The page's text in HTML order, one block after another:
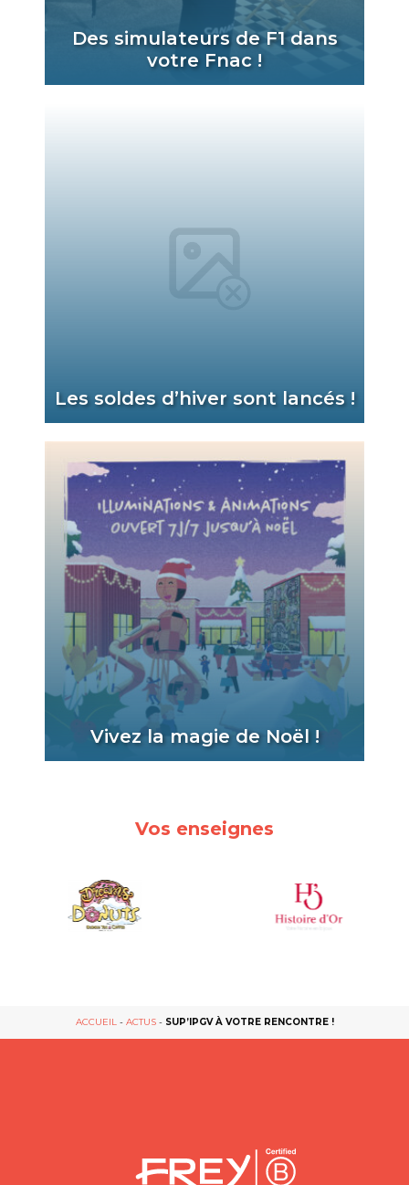
Des simulateurs de F1 dans
votre Fnac !
Les soldes d’hiver sont lancés !
Vivez la magie de Noël !
Vos enseignes
ACCUEIL- ACTUS- SUP’IPGV À VOTRE RENCONTRE !